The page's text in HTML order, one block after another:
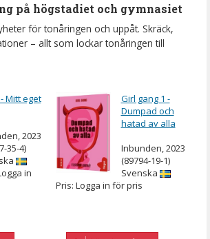
på högstadiet och gymnasiet
för tonåringen och uppåt. Skräck,
– allt som lockar tonåringen till
Mitt eget
2023
35-4)
in
Girl gang 1 -
Dumpad och
hatad av alla
Inbunden, 2023
(89794-19-1)
Svenska
Pris: Logga in för pris